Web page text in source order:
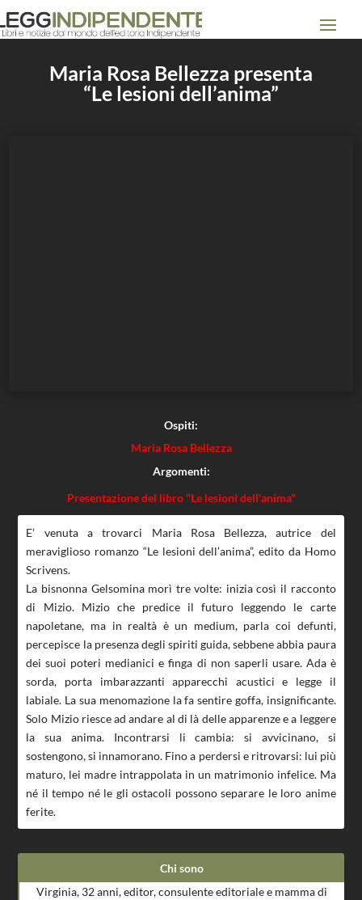
Maria Rosa Bellezza presenta
“Le lesioni dell’anima”
Ospiti:
Maria Rosa Bellezza
Argomenti:
Presentazione del libro "Le lesioni dell'anima"
E’ venuta a trovarci Maria Rosa Bellezza, autrice del
meraviglioso romanzo “Le lesioni dell’anima”, edito da Homo
Scrivens.
La bisnonna Gelsomina morì tre volte: inizia così il racconto
di Mizio. Mizio che predice il futuro leggendo le carte
napoletane, ma in realtà è un medium, parla coi defunti,
percepisce la presenza degli spiriti guida, sebbene abbia paura
dei suoi poteri medianici e finga di non saperli usare. Ada è
sorda, porta imbarazzanti apparecchi acustici e legge il
labiale. La sua menomazione la fa sentire goffa, insignificante.
Solo Mizio riesce ad andare al di là delle apparenze e a leggere
la sua anima. Incontrarsi li cambia: si avvicinano, si
sostengono, si innamorano. Fino a perdersi e ritrovarsi: lui più
maturo, lei madre intrappolata in un matrimonio infelice. Ma
né il tempo né le gli ostacoli possono separare le loro anime
ferite.
Chi sono
Virginia, 32 anni, editor, consulente editoriale e mamma di